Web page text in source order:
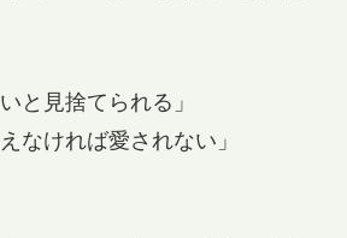
と見捨てられる」
なければ愛されない」